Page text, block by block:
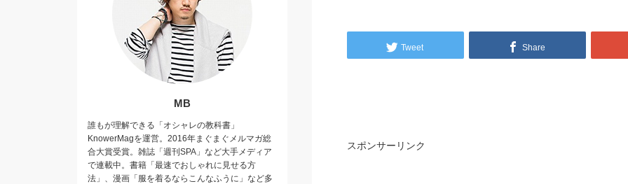
Tweet Share
スポンサーリンク
MB
誰もが理解できる「オシャレの教科書」
KnowerMagを運営。2016年まぐまぐメルマガ総
合大賞受賞。雑誌「週刊SPA」など大手メディア
で連載中。書籍「最速でおしゃれに見せる方
法」、漫画「服を着るならこんなふうに」など多